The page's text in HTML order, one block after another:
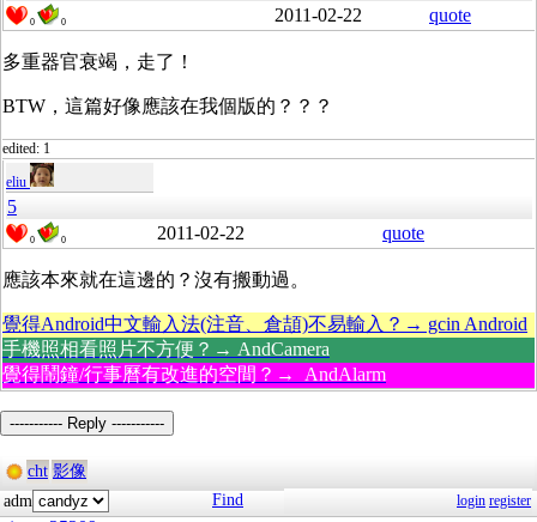
0 0 2011-02-22 quote
多重器官衰竭，走了！
BTW，這篇好像應該在我個版的？？？
edited: 1
eliu
5
0 0 2011-02-22 quote
應該本來就在這邊的？沒有搬動過。
覺得Android中文輸入法(注音、倉頡)不易輸入？→ gcin Android
手機照相看照片不方便？→ AndCamera
覺得鬧鐘/行事曆有改進的空間？→ AndAlarm
----------- Reply -----------
cht 影像
adm
Find login register